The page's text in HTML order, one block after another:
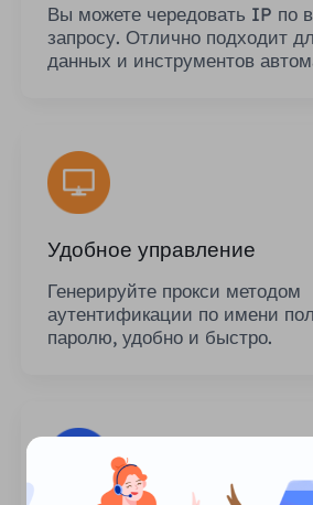
Вы можете чередовать IP по
запросу. Отлично подходит
данных и инструментов
Удобное управление
Генерируйте прокси методом
аутентификации по имени
паролю, удобно и быстро.